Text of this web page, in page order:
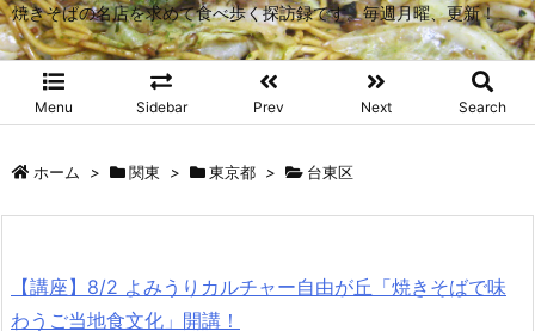
焼きそばの名店を求めて食べ歩く探訪録です。毎週月曜、更新！
Menu Sidebar Prev Next Search
ホーム > 関東 > 東京都 > 台東区
【講座】8/2 よみうりカルチャー自由が丘「焼きそばで味
わうご当地食文化」開講！